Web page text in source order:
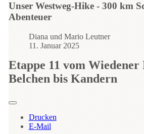
Unser Westweg-Hike - 300 km
Abenteuer
Diana und Mario Leutner
11. Januar 2025
Etappe 11 vom Wiedener
Belchen bis Kandern
Drucken
E-Mail